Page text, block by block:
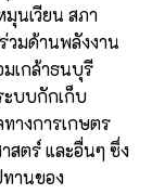
นเวียน สภา
วมด้านพลังงาน
มเกล้าธนบุรี
ะบบกักเก็บ
างการเกษตร
สตร์ และอื่นๆ ซึ่ง
านของ